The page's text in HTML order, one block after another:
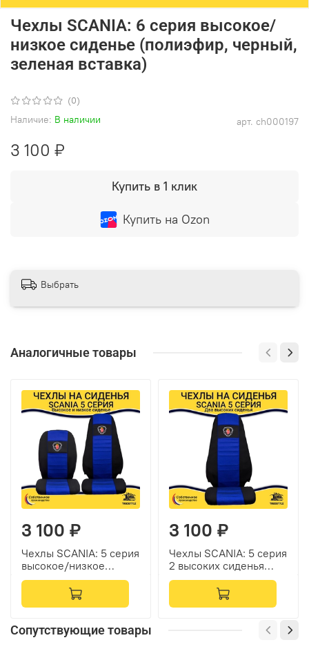
(0)
арт. ch000197
Наличие: В наличии
Чехлы SCANIA: 6 серия высокое/
низкое сиденье (полиэфир, черный,
зеленая вставка)
3 100 ₽
Купить в 1 клик
Купить на Ozon
Выбрать
Аналогичные товары
3 100 ₽
Чехлы SCANIA: 5 серия
высокое/низкое
сиденье (полиэфир,
черный, синяя вставка)
3 100 ₽
Чехлы SCANIA: 5 серия
2 высоких сиденья
(полиэфир, черный,
синяя вставка)
Сопутствующие товары